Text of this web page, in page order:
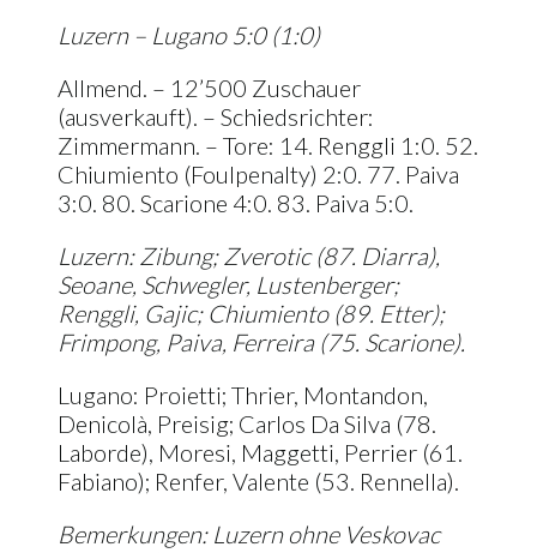
Luzern – Lugano 5:0 (1:0)
Allmend. – 12’500 Zuschauer
(ausverkauft). – Schiedsrichter:
Zimmermann. – Tore: 14. Renggli 1:0. 52.
Chiumiento (Foulpenalty) 2:0. 77. Paiva
3:0. 80. Scarione 4:0. 83. Paiva 5:0.
Luzern: Zibung; Zverotic (87. Diarra),
Seoane, Schwegler, Lustenberger;
Renggli, Gajic; Chiumiento (89. Etter);
Frimpong, Paiva, Ferreira (75. Scarione).
Lugano: Proietti; Thrier, Montandon,
Denicolà, Preisig; Carlos Da Silva (78.
Laborde), Moresi, Maggetti, Perrier (61.
Fabiano); Renfer, Valente (53. Rennella).
Bemerkungen: Luzern ohne Veskovac